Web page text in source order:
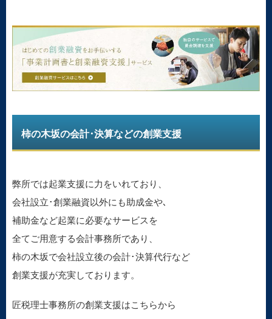
柿の木坂の会計･決算などの創業支援
弊所では起業支援に力をいれており、
会社設立･創業融資以外にも助成金や､
補助金など起業に必要なサービスを
全てご用意する会計事務所であり、
柿の木坂で会社設立後の会計･決算代行など
創業支援が充実しております。
匠税理士事務所の創業支援はこちらから